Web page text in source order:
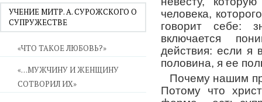
УЧЕНИЕ МИТР. А. СУРОЖСКОГО О
СУПРУЖЕСТВЕ
«ЧТО ТАКОЕ ЛЮБОВЬ?»
«…МУЖЧИНУ И ЖЕНЩИНУ
СОТВОРИЛ ИХ»
человека,
говорит себе:
включается
действия: если я
половина, я ее
Почему нашим
Потому что